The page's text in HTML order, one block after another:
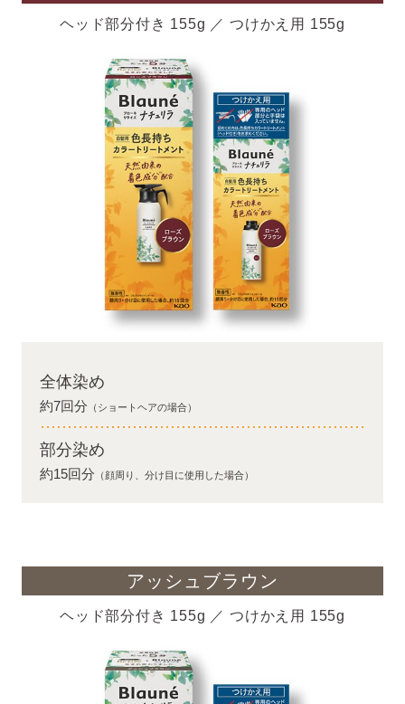
ヘッド部分付き 155g ／ つけかえ用 155g
全体染め
約7回分 （ショートヘアの場合）
部分染め
約15回分 （顔周り、分け目に使用した場合）
アッシュブラウン
ヘッド部分付き 155g ／ つけかえ用 155g